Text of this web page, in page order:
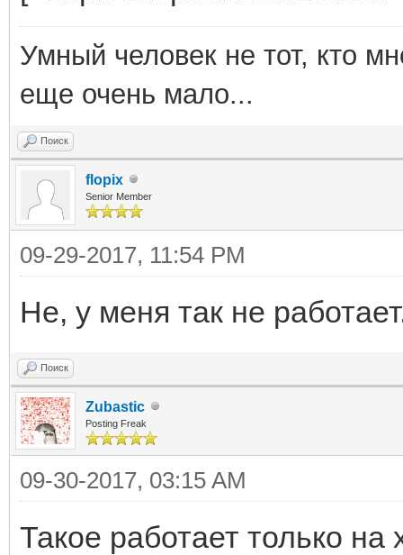
Умный человек не тот, кто
еще очень мало...
Поиск
flopix
Senior Member
09-29-2017, 11:54 PM
Не, у меня так не
Поиск
Zubastic
Posting Freak
09-30-2017, 03:15 AM
Такое работает только на